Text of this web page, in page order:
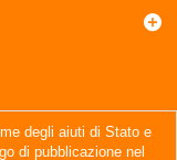
degli aiuti di Stato e
di pubblicazione nel